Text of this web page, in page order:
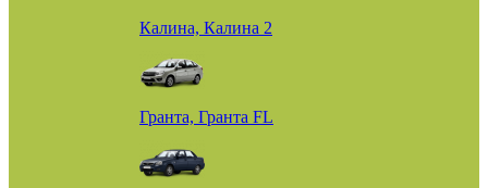
Калина, Калина 2
Гранта, Гранта FL